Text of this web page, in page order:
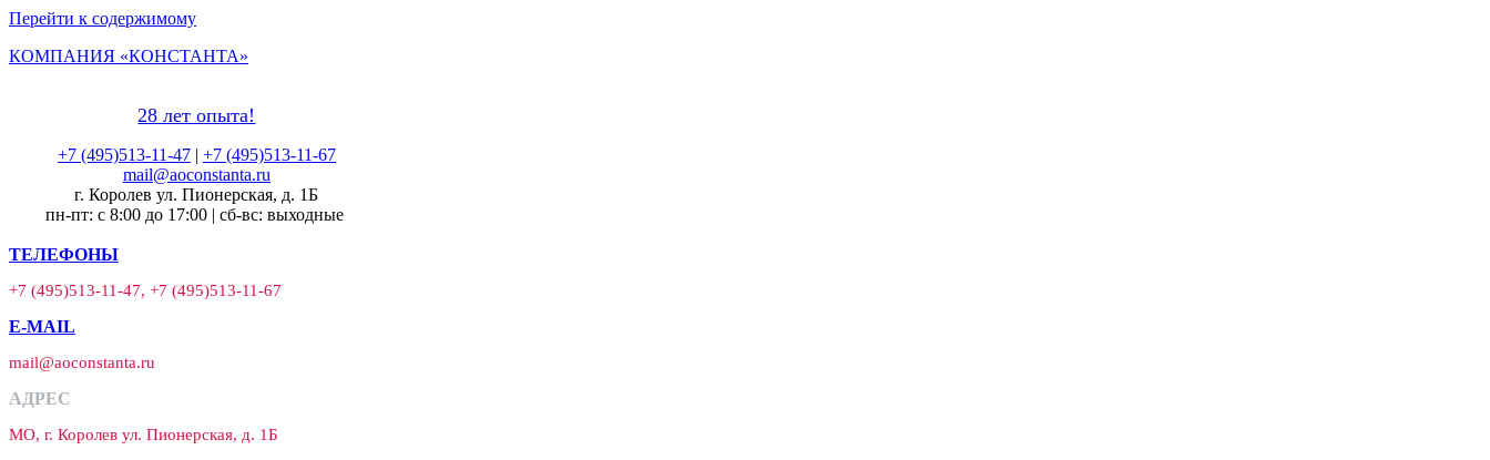
Перейти к содержимому
КОМПАНИЯ «КОНСТАНТА»
28 лет опыта!
+7 (495)513-11-47| +7 (495)513-11-67
mail@aoconstanta.ru
г. Королев ул. Пионерская, д. 1Б
пн-пт: с 8:00 до 17:00 | сб-вс: выходные
ТЕЛЕФОНЫ
+7 (495)513-11-47, +7 (495)513-11-67
E-MAIL
mail@aoconstanta.ru
АДРЕС
МО, г. Королев ул. Пионерская, д. 1Б